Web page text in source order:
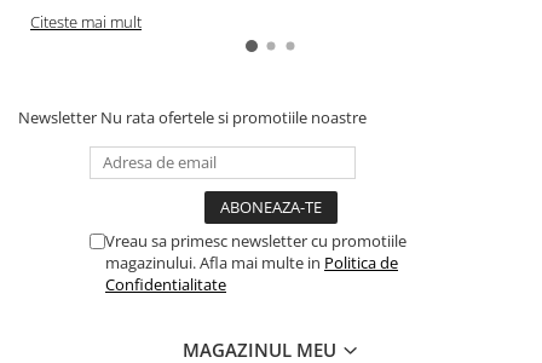
Citeste mai mult
Newsletter Nu rata ofertele si promotiile noastre
Vreau sa primesc newsletter cu promotiile
magazinului. Afla mai multe in Politica de
Confidentialitate
MAGAZINUL MEU